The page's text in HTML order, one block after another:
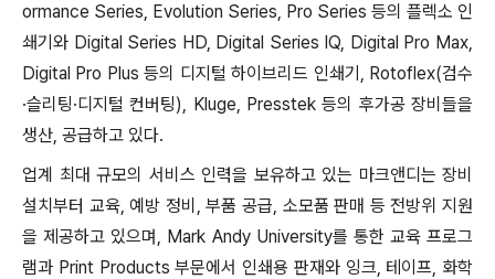
ormance Series, Evolution Series, Pro Series 등의 플렉소 인
쇄기와 Digital Series HD, Digital Series IQ, Digital Pro Max,
Digital Pro Plus 등의 디지털 하이브리드 인쇄기, Rotoflex(검수
·슬리팅·디지털 컨버팅), Kluge, Presstek 등의 후가공 장비들을
생산, 공급하고 있다.
업계 최대 규모의 서비스 인력을 보유하고 있는 마크앤디는 장비
설치부터 교육, 예방 정비, 부품 공급, 소모품 판매 등 전방위 지원
을 제공하고 있으며, Mark Andy University를 통한 교육 프로그
램과 Print Products 부문에서 인쇄용 판재와 잉크, 테이프, 화학